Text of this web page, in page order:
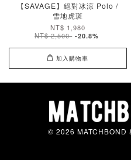
【SAVAGE】絕對冰涼 Polo /
雪地虎斑
NT$ 1,980
NT$ 2,500 -20.8%
加入購物車
© 2026 MATCHBOND